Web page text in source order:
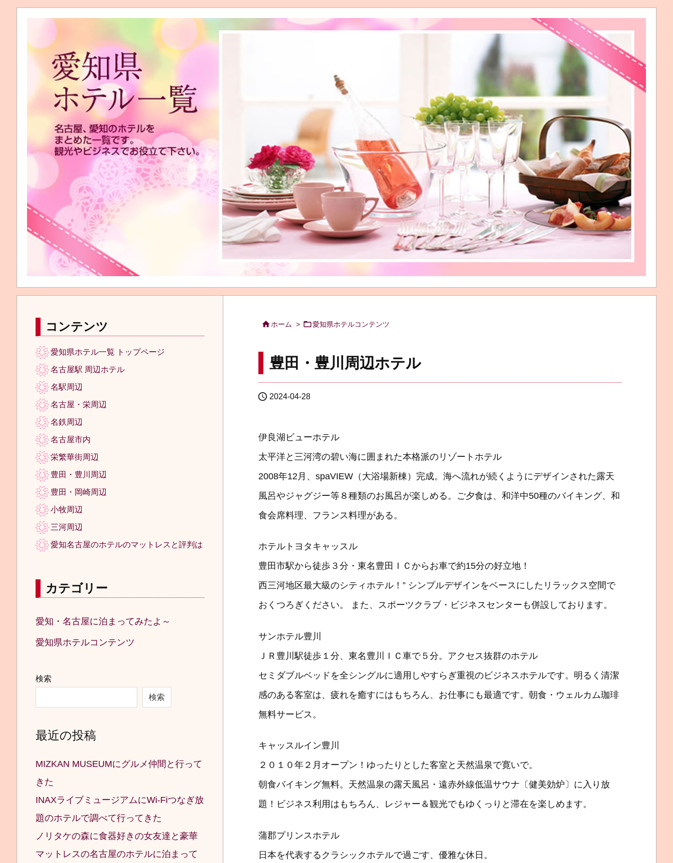
ホーム > 愛知県ホテルコンテンツ
豊田・豊川周辺ホテル
 2024-04-28
伊良湖ビューホテル
太平洋と三河湾の碧い海に囲まれた本格派のリゾートホテル
2008年12月、spaVIEW（大浴場新棟）完成。海へ流れが続くようにデザインされた露天
風呂やジャグジー等８種類のお風呂が楽しめる。ご夕食は、和洋中50種のバイキング、和
食会席料理、フランス料理がある。
ホテルトヨタキャッスル
豊田市駅から徒歩３分・東名豊田ＩＣからお車で約15分の好立地！
西三河地区最大級のシティホテル！” シンプルデザインをベースにしたリラックス空間で
おくつろぎください。 また、スポーツクラブ・ビジネスセンターも併設しております。
サンホテル豊川
ＪＲ豊川駅徒歩１分、東名豊川ＩＣ車で５分。アクセス抜群のホテル
セミダブルベッドを全シングルに適用しやすらぎ重視のビジネスホテルです。明るく清潔
感のある客室は、疲れを癒すにはもちろん、お仕事にも最適です。朝食・ウェルカム珈琲
無料サービス。
キャッスルイン豊川
２０１０年２月オープン！ゆったりとした客室と天然温泉で寛いで。
朝食バイキング無料。天然温泉の露天風呂・遠赤外線低温サウナ〔健美効炉〕に入り放
題！ビジネス利用はもちろん、レジャー＆観光でもゆくっりと滞在を楽しめます。
蒲郡プリンスホテル
日本を代表するクラシックホテルで過ごす、優雅な休日。
コンテンツ
愛知県ホテル一覧 トップページ
名古屋駅 周辺ホテル
名駅周辺
名古屋・栄周辺
名鉄周辺
名古屋市内
栄繁華街周辺
豊田・豊川周辺
豊田・岡崎周辺
小牧周辺
三河周辺
愛知名古屋のホテルのマットレスと評判は
カテゴリー
愛知・名古屋に泊まってみたよ～
愛知県ホテルコンテンツ
検索
検索
最近の投稿
MIZKAN MUSEUMにグルメ仲間と行って
きた
INAXライブミュージアムにWi-Fiつなぎ放
題のホテルで調べて行ってきた
ノリタケの森に食器好きの女友達と豪華
マットレスの名古屋のホテルに泊まって